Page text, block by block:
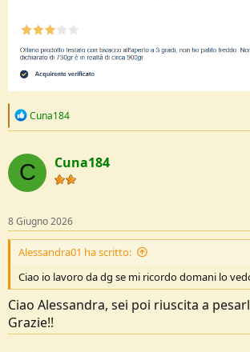
R
c
t
i
o
s
:
Cuna184
C Cuna184
8 Giugno 2026
Alessandra01 ha scritto:
Ciao io lavoro da dg se mi ricordo domani lo
Ciao Alessandra, sei poi riuscita a
Grazie!!